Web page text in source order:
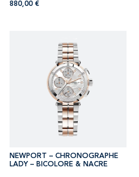
880,00 €
NEWPORT – CHRONOGRAPHE
LADY – BICOLORE & NACRE